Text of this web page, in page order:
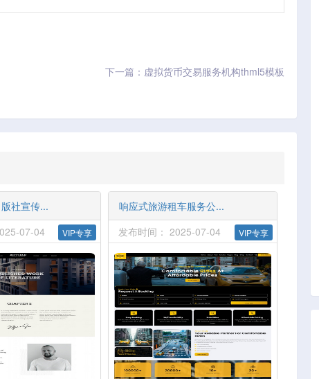
下一篇：虚拟货币交易服务机构thml5模板
社宣传...
07-04
VIP专享
响应式旅游租车服务公...
发布时间： 2025-07-04
VIP专享